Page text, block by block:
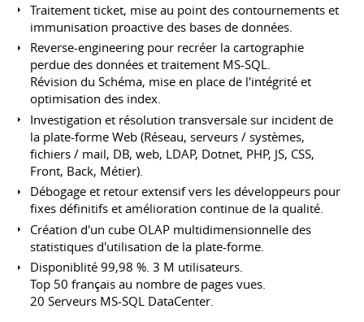
Traitement ticket, mise au point des contournements et
immunisation proactive des bases de données.
Reverse-engineering pour recréer la cartographie
perdue des données et traitement MS-SQL.
Révision du Schéma, mise en place de l'intégrité et
optimisation des index.
Investigation et résolution transversale sur incident de
la plate-forme Web (Réseau, serveurs / systèmes,
fichiers / mail, DB, web, LDAP, Dotnet, PHP, JS, CSS,
Front, Back, Métier).
Débogage et retour extensif vers les développeurs pour
fixes définitifs et amélioration continue de la qualité.
Création d'un cube OLAP multidimensionnelle des
statistiques d'utilisation de la plate-forme.
Disponiblité 99,98 %. 3 M utilisateurs.
Top 50 français au nombre de pages vues.
20 Serveurs MS-SQL DataCenter.